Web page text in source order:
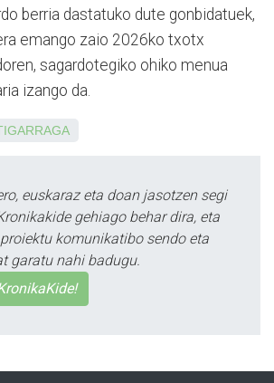
berria dastatuko dute gonbidatuek,
emango zaio 2026ko txotx
sagardotegiko ohiko menua
izango da.
euskaraz eta doan jasotzen segi
gehiago behar dira, eta
komunikatibo sendo eta
garatu nahi badugu.